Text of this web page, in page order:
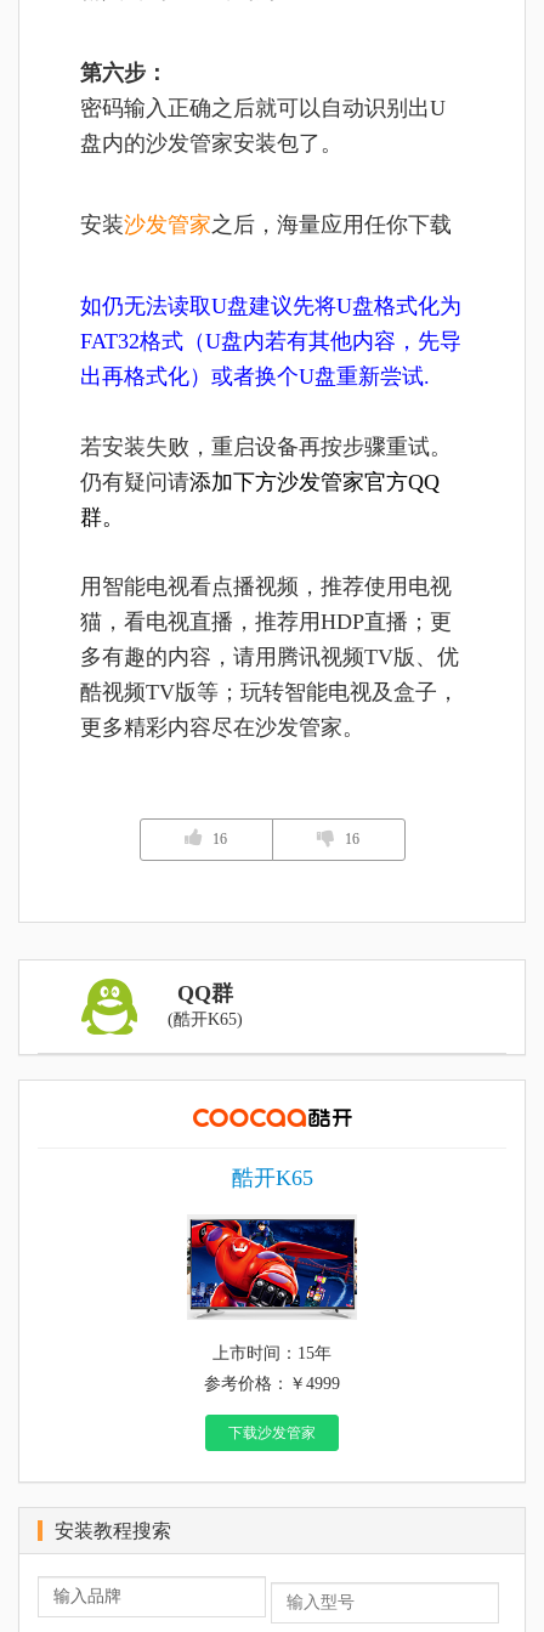
第六步：
密码输入正确之后就可以自动识别出U
盘内的沙发管家安装包了。
安装沙发管家之后，海量应用任你下载
如仍无法读取U盘建议先将U盘格式化为
FAT32格式（U盘内若有其他内容，先导
出再格式化）或者换个U盘重新尝试.
若安装失败，重启设备再按步骤重试。
仍有疑问请添加下方沙发管家官方QQ
群。
用智能电视看点播视频，推荐使用电视
猫，看电视直播，推荐用HDP直播；更
多有趣的内容，请用腾讯视频TV版、优
酷视频TV版等；玩转智能电视及盒子，
更多精彩内容尽在沙发管家。
16 16
QQ群
(酷开K65)
酷开K65
上市时间：15年
参考价格：￥4999
下载沙发管家
安装教程搜索